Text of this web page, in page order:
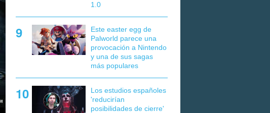
1.0
Este easter egg de
Palworld parece una
provocación a Nintendo
y una de sus sagas
más populares
Los estudios españoles
'reducirían
posibilidades de cierre'